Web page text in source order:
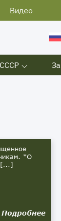
Видео
*О
[...]
Подробнее